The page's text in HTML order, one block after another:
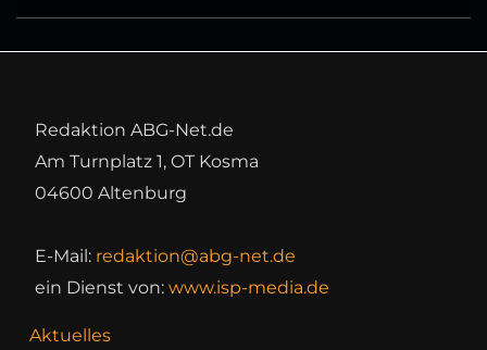
Redaktion ABG-Net.de
Am Turnplatz 1, OT Kosma
04600 Altenburg
E-Mail: redaktion@abg-net.de
ein Dienst von: www.isp-media.de
Aktuelles